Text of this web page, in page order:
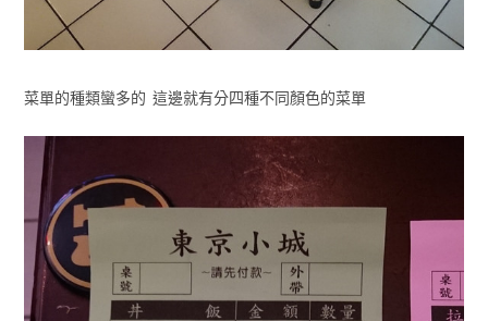
菜單的種類蠻多的 這邊就有分四種不同顏色的菜單